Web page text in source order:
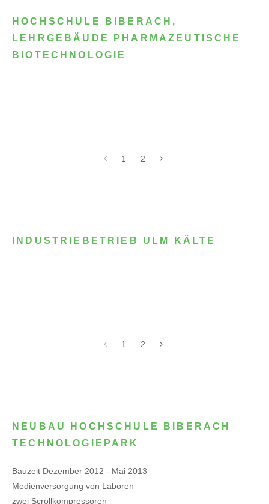
HOCHSCHULE BIBERACH,
LEHRGEBÄUDE PHARMAZEUTISCHE
BIOTECHNOLOGIE
1 2
INDUSTRIEBETRIEB ULM KÄLTE
1 2
NEUBAU HOCHSCHULE BIBERACH
TECHNOLOGIEPARK
Bauzeit Dezember 2012 - Mai 2013
Medienversorgung von Laboren
zwei Scrollkompressoren